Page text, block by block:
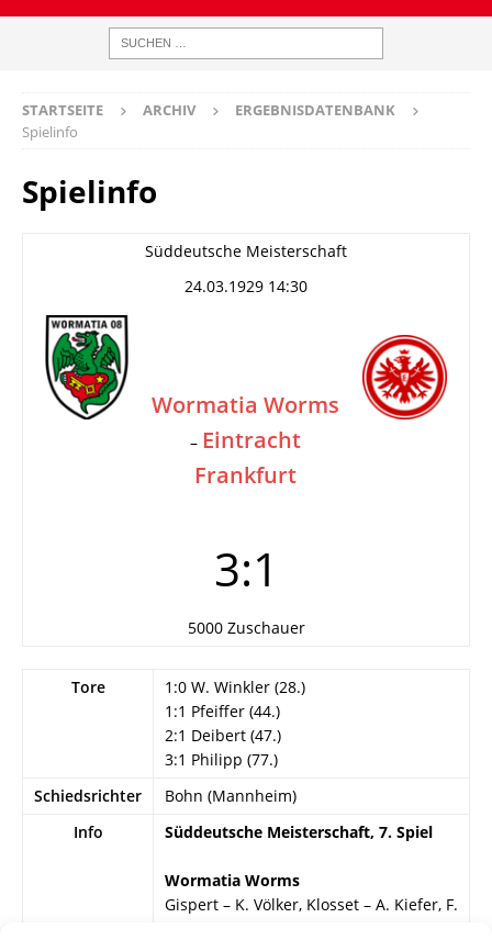
STARTSEITE ARCHIV
ERGEBNISDATENBANK
Spielinfo
Spielinfo
Süddeutsche Meisterschaft
24.03.1929 14:30
Wormatia Worms
– Eintracht
Frankfurt
3:1
5000 Zuschauer
Tore
1:0 W. Winkler (28.)
1:1 Pfeiffer (44.)
2:1 Deibert (47.)
3:1 Philipp (77.)
Schiedsrichter
Bohn (Mannheim)
Info
Süddeutsche Meisterschaft, 7. Spiel
Wormatia Worms
Gispert – K. Völker, Klosset – A. Kiefer, F.